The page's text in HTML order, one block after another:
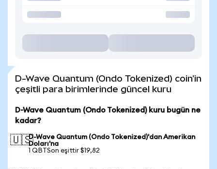
D-Wave Quantum (Ondo Tokenized) coin'in
çeşitli para birimlerinde güncel kuru
D-Wave Quantum (Ondo Tokenized) kuru bugün ne
kadar?
🇺🇸D-Wave Quantum (Ondo Tokenized)'dan Amerikan
Doları'na
1 QBTSon eşittir $19,82